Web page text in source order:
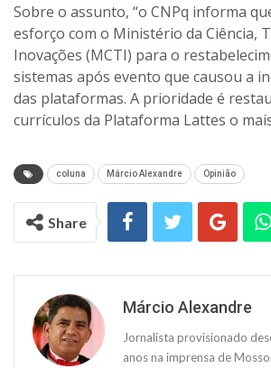
Sobre o assunto, “o CNPq informa
esforço com o Ministério da Ciência,
Inovações (MCTI) para o
sistemas após evento que causou a
das plataformas. A prioridade é
currículos da Plataforma Lattes o
coluna Márcio Alexandre Opinião
Share
Márcio Alexandre
Jornalista provisionado
anos na imprensa de